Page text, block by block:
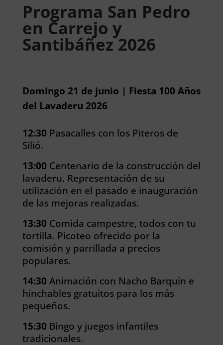
Programa San Pedro
en Carrejo y
Santibáñez 2026
Domingo 21 de junio | Fiesta 100 Años
del Lavaderu 2026
12:30 Pasacalles con los Piteros de
Silió.
13:00 Centenario de la construcción del
lavaderu. Representación de su
utilización en el pasado e inauguración
de las mejoras realizadas.
13:30 Comida campestre, todos con tu
tortilla. Picoteo ofrecido por la
comisión y parrillada a precios
populares.
14:30 Animación con Nacho Barquín e
hinchables gratuitos para los más
pequeños.
15:30 Bingo y juegos infantiles
tradicionales.